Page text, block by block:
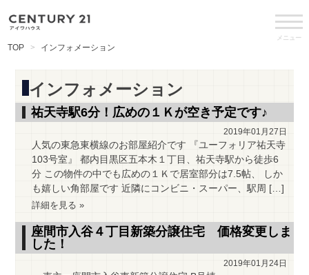
メニュー
TOP インフォメーション
インフォメーション
祐天寺駅6分！広めの１Ｋが空き予定です♪
2019年01月27日
人気の東急東横線のお部屋紹介です 『ユーフォリア祐天寺
103号室』 都内目黒区五本木１丁目、祐天寺駅から徒歩6
分 この物件の中でも広めの１Ｋで居室部分は7.5帖、 しか
も嬉しい角部屋です 近隣にコンビニ・スーパー、駅周 […]
詳細を見る »
座間市入谷４丁目新築分譲住宅 価格変更しま
した！
2019年01月24日